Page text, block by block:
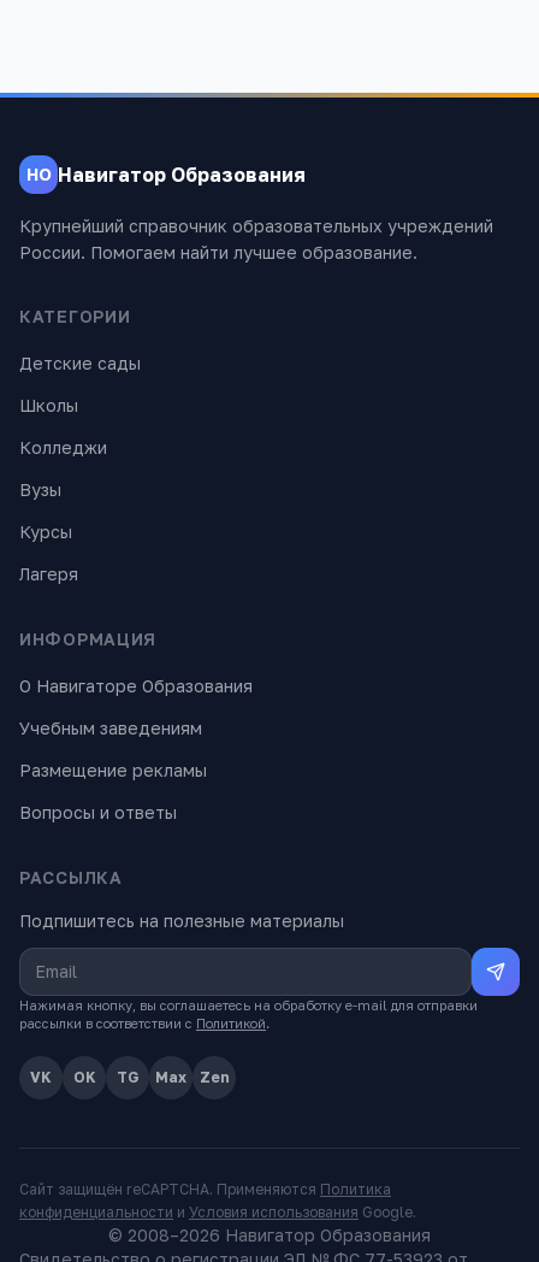
НО Навигатор Образования
Крупнейший справочник образовательных учреждений
России. Помогаем найти лучшее образование.
КАТЕГОРИИ
Детские сады
Школы
Колледжи
Вузы
Курсы
Лагеря
ИНФОРМАЦИЯ
О Навигаторе Образования
Учебным заведениям
Размещение рекламы
Вопросы и ответы
РАССЫЛКА
Подпишитесь на полезные материалы
Нажимая кнопку, вы соглашаетесь на обработку e-mail для отправки
рассылки в соответствии с Политикой.
VK OK TG Max Zen
Сайт защищён reCAPTCHA. Применяются Политика
конфиденциальности и Условия использования Google.
© 2008–2026 Навигатор Образования